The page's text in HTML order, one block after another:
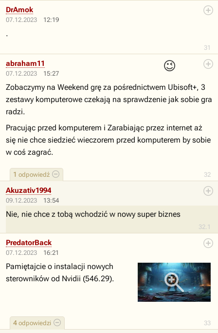
07.12.2023 12:19
31
DrAmok
.
07.12.2023 15:27
😉
32
1 odpowiedź
abraham11
Zobaczymy na Weekend grę za pośrednictwem Ubisoft+, 3
zestawy komputerowe czekają na sprawdzenie jak sobie gra
radzi.
Pracując przed komputerem i Zarabiając przez internet aż
się nie chce siedzieć wieczorem przed komputerem by sobie
w coś zagrać.
09.12.2023 13:54
32.1
Akuzativ1994
Nie, nie chce z tobą wchodzić w nowy super biznes
07.12.2023 16:21
33
4 odpowiedzi
PredatorBack
Pamiętajcie o instalacji nowych
sterowników od Nvidii (546.29).